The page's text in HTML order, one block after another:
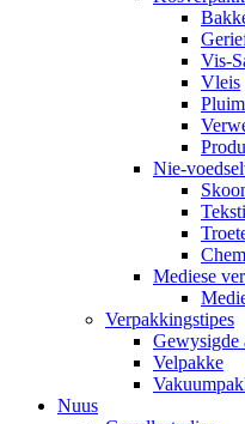
Vis-
Vleis
Nie-
Mediese
Verpakkingstipes
Gewysigde
Velpakke
Nuus